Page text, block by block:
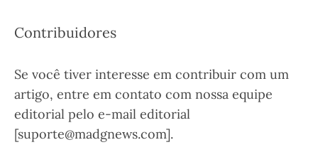
Contribuidores
Se você tiver interesse em contribuir com um
artigo, entre em contato com nossa equipe
editorial pelo e-mail editorial
[suporte@madgnews.com].